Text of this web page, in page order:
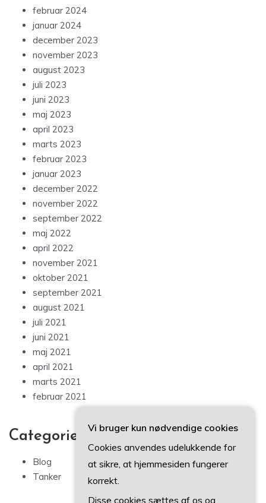
februar 2024
januar 2024
december 2023
november 2023
august 2023
juli 2023
juni 2023
maj 2023
april 2023
marts 2023
februar 2023
januar 2023
december 2022
november 2022
september 2022
maj 2022
april 2022
november 2021
oktober 2021
september 2021
august 2021
juli 2021
juni 2021
maj 2021
april 2021
marts 2021
februar 2021
Categories
Blog
Tanker
Vi bruger kun nødvendige cookies
Cookies anvendes udelukkende for
at sikre, at hjemmesiden fungerer
korrekt.
Disse cookies sættes af os og